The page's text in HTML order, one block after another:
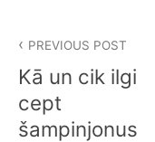
izvēlne
PREVIOUS POST
Kā un cik ilgi
cept
šampinjonus